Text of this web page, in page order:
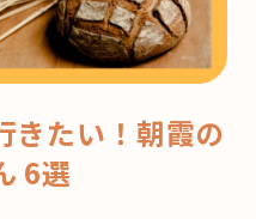
きたい！朝霞の
6選